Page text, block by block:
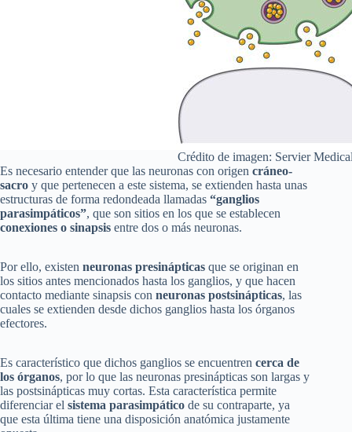
Crédito de imagen: Servier
Es necesario entender que las neuronas con origen cráneo-
sacro y que pertenecen a este sistema, se extienden hasta unas
estructuras de forma redondeada llamadas “ganglios
parasimpáticos”, que son sitios en los que se establecen
conexiones o sinapsis entre dos o más neuronas.
Por ello, existen neuronas presinápticas que se originan en
los sitios antes mencionados hasta los ganglios, y que hacen
contacto mediante sinapsis con neuronas postsinápticas, las
cuales se extienden desde dichos ganglios hasta los órganos
efectores.
Es característico que dichos ganglios se encuentren cerca de
los órganos, por lo que las neuronas presinápticas son largas y
las postsinápticas muy cortas. Esta característica permite
diferenciar el sistema parasimpático de su contraparte, ya
que esta última tiene una disposición anatómica justamente